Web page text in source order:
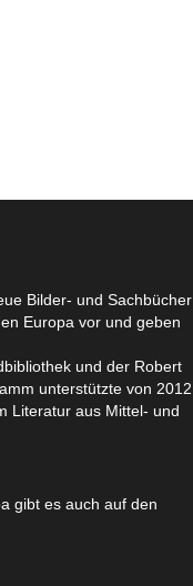
Bilder- und Sachbücher
Europa vor und geben
und der Robert
unterstützte von 2012
Literatur aus Mittel- und
gibt es auch auf den